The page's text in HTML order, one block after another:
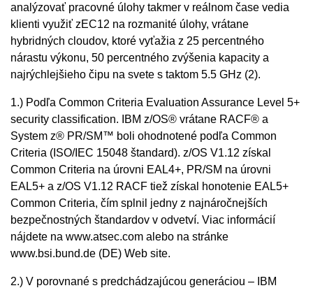
analýzovať pracovné úlohy takmer v reálnom čase vedia
klienti využiť zEC12 na rozmanité úlohy, vrátane
hybridných cloudov, ktoré vyťažia z 25 percentného
nárastu výkonu, 50 percentného zvýšenia kapacity a
najrýchlejšieho čipu na svete s taktom 5.5 GHz (2).
1.) Podľa Common Criteria Evaluation Assurance Level 5+
security classification. IBM z/OS® vrátane RACF® a
System z® PR/SM™ boli ohodnotené podľa Common
Criteria (ISO/IEC 15048 štandard). z/OS V1.12 získal
Common Criteria na úrovni EAL4+, PR/SM na úrovni
EAL5+ a z/OS V1.12 RACF tiež získal honotenie EAL5+
Common Criteria, čím splnil jedny z najnáročnejších
bezpečnostných štandardov v odvetví. Viac informácií
nájdete na www.atsec.com alebo na stránke
www.bsi.bund.de (DE) Web site.
2.) V porovnané s predchádzajúcou generáciou – IBM